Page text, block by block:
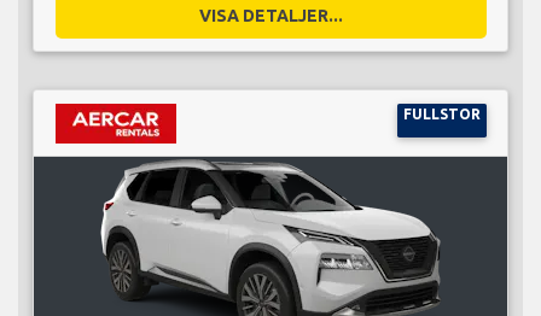
VISA DETALJER...
FULLSTOR